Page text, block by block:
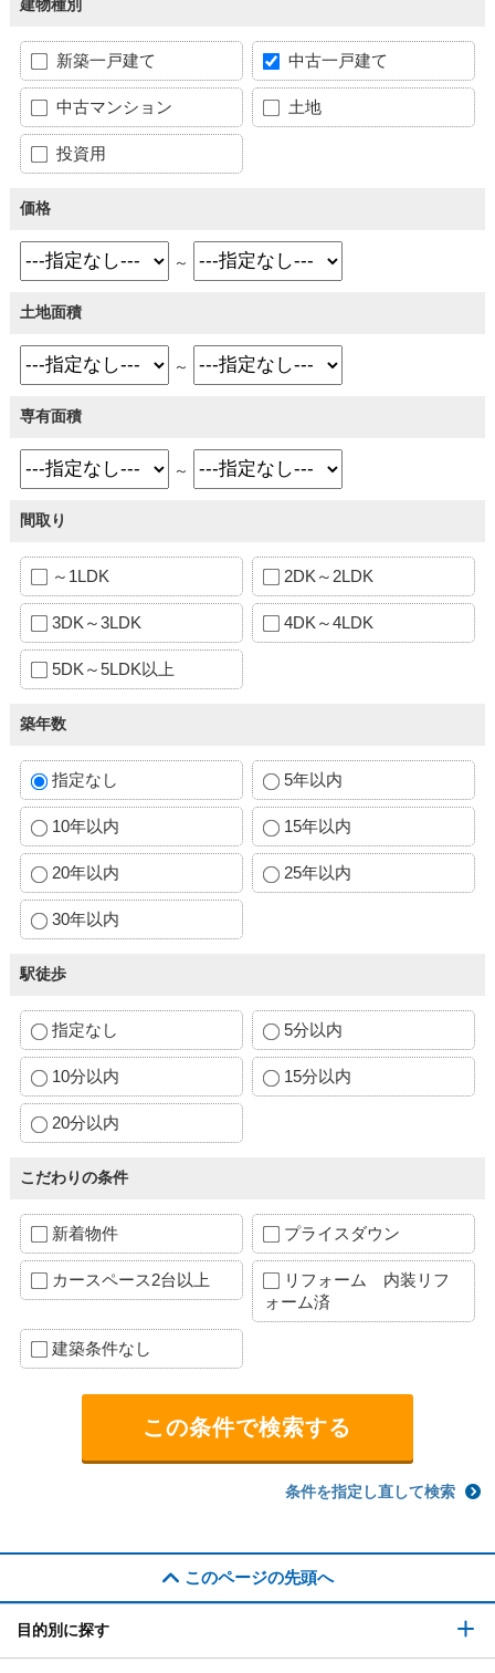
建物種別
新築一戸建て 中古一戸建て
中古マンション 土地
投資用
価格
～
土地面積
～
専有面積
～
間取り
～1LDK 2DK～2LDK
3DK～3LDK 4DK～4LDK
5DK～5LDK以上
築年数
指定なし 5年以内
10年以内 15年以内
20年以内 25年以内
30年以内
駅徒歩
指定なし 5分以内
10分以内 15分以内
20分以内
こだわりの条件
新着物件 プライスダウン
カースペース2台以上
リフォーム 内装リフ
ォーム済
建築条件なし
条件を指定し直して検索
このページの先頭へ
目的別に探す